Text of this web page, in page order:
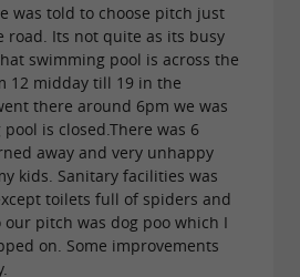
,Albio las orillas delCanal
instalaciones, su entorno
y su ambiente acogedor,
du Royes el lugar ideal
inolvidables en grupo.
was told to choose pitch just
road. Its not quite as its busy
swimming pool is across the
12 midday till 19 in the
there around 6pm we was
is closed.There was 6
away and very unhappy
kids. Sanitary facilities was
toilets full of spiders and
our pitch was dog poo which I
on. Some improvements